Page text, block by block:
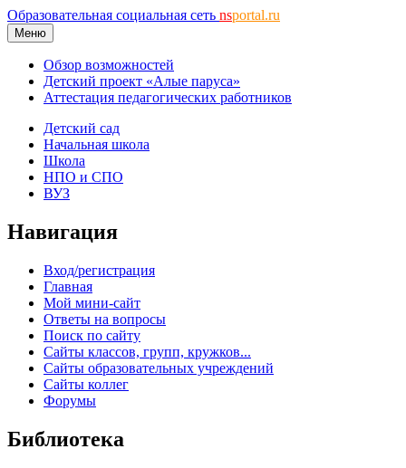
Образовательная социальная сеть nsportal.ru
Меню
Обзор возможностей
Детский проект «Алые паруса»
Аттестация педагогических работников
Детский сад
Начальная школа
Школа
НПО и СПО
ВУЗ
Навигация
Вход/регистрация
Главная
Мой мини-сайт
Ответы на вопросы
Поиск по сайту
Сайты классов, групп, кружков...
Сайты образовательных учреждений
Сайты коллег
Форумы
Библиотека